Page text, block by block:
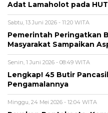
Adat Lamaholot pada
Sabtu, 13 Juni 2026 - 11:20 WITA
Pemerintah Peringatkan
Masyarakat Sampaikan
Senin, 1 Juni 2026 - 08:49 WITA
Lengkap! 45 Butir
Pengamalannya
Minggu, 24 Mei 2026 - 12:04 WITA